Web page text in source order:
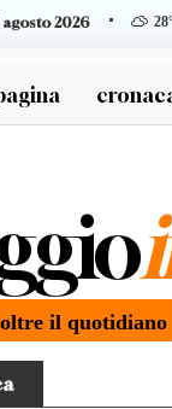
2026 28°
il quotidiano